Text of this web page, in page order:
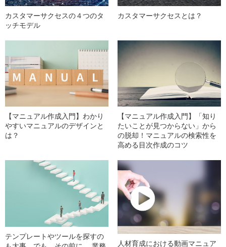
カスタマーサクセスの４つのタ
ッチモデル
カスタマーサクセスとは？
【マニュアル作成入門】わかり
やすいマニュアルのデザインと
は？
【マニュアル作成入門】「知り
たいことが見つからない」から
の脱却！マニュアルの検索性を
高める目次作成のコツ
テンプレートやツールを探すの
人材育成における動画マニュア